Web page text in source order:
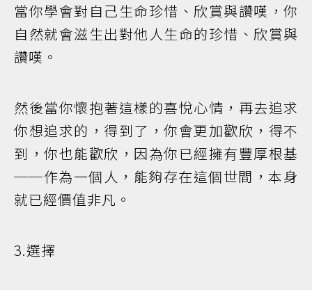
當你學會對自己生命珍惜、欣賞與讚嘆，你
自然就會滋生出對他人生命的珍惜、欣賞與
讚嘆。
然後當你懷抱著這樣的喜悅心情，再去追求
你想追求的，得到了，你會更加歡欣，得不
到，你也能歡欣，因為你已經擁有豐厚根基
──作為一個人，能夠存在這個世間，本身
就已經價值非凡。
3.選擇